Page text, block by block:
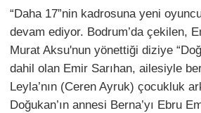
“Daha 17”nin kadrosuna yeni
devam ediyor. Bodrum’da çekilen,
Murat Aksu'nun yönettiği diziye
dahil olan Emir Sarıhan, ailesiyle
Leyla’nın (Ceren Ayruk) çocukluk
Doğukan’ın annesi Berna’yı Ebru